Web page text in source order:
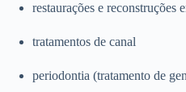
restaurações e reconstruções
tratamentos de canal
periodontia (tratamento de